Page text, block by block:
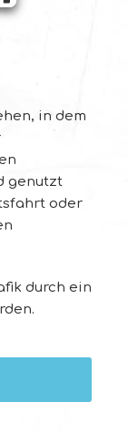
in dem
genutzt
oder
durch ein